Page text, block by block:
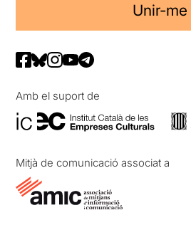
Unir-me
Amb el suport de
Mitjà de comunicació associat a